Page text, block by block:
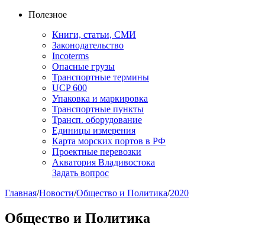
Полезное
Книги, статьи, СМИ
Законодательство
Incoterms
Опасные грузы
Транспортные термины
UCP 600
Упаковка и маркировка
Транспортные пункты
Трансп. оборудование
Единицы измерения
Карта морских портов в РФ
Проектные перевозки
Акватория Владивостока
Задать вопрос
Главная/Новости/Общество и Политика/2020
Общество и Политика